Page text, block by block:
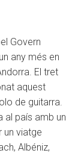
Govern
any més en
El tret
aquest
de guitarra.
al país amb un
viatge
Albéniz,